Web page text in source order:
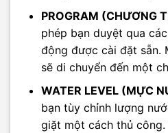
PROGRAM (CHƯƠNG
phép bạn duyệt qua
động được cài đặt sẵn.
sẽ di chuyển đến một
WATER LEVEL (MỰC
bạn tùy chỉnh lượng
giặt một cách thủ công.